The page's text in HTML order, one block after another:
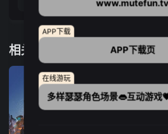
相关推荐
www.mutefun.tv
APP下载
APP下载页
在线游玩
多样瑟瑟角色场景👄互动游戏